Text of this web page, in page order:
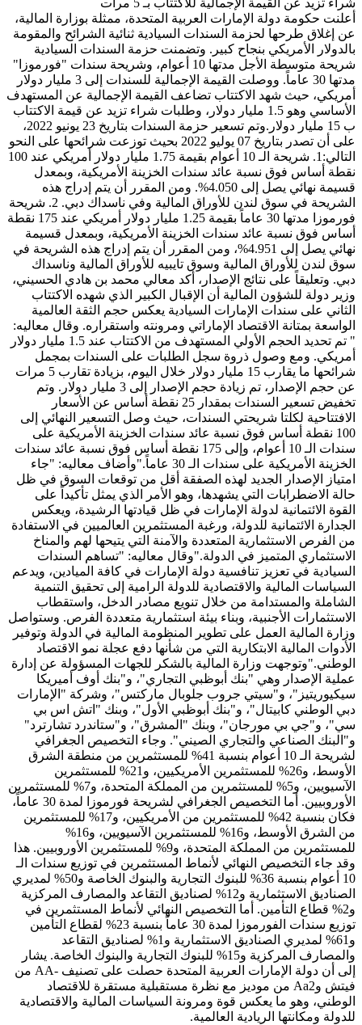
شراء تزيد عن القيمة الإجمالية للاكتتاب بـ 5 مرات
​أعلنت حكومة دولة الإمارات العربية المتحدة، ممثلة بوزارة المالية،
عن إغلاق طرحها لحزمة السندات السيادية ثنائية الشرائح والمقومة
بالدولار الأمريكي بنجاح كبير. وتضمنت حزمة السندات السيادية
شريحة متوسطة الأجل مدتها 10 أعوام، وشريحة سندات "فورموزا"
مدتها 30 عاماً. ووصلت القيمة الإجمالية للسندات إلى 3 مليار دولار
أمريكي، حيث شهد الاكتتاب تضاعف القيمة الإجمالية عن المستهدف
الأساسي وهو 1.5 مليار دولار، وطلبات شراء تزيد عن قيمة الاكتتاب
ب 15 مليار دولار.وتم تسعير حزمة السندات بتاريخ 23 يونيو 2022،
على أن تصدر بتاريخ 07 يوليو 2022 بحيث توزعت شرائحها على النحو
التالي:1. شريحة الـ 10 أعوام بقيمة 1.75 مليار دولار أمريكي عند 100
نقطة أساس فوق نسبة عائد سندات الخزينة الأمريكية، وبمعدل
قسيمة نهائي يصل إلى 4.050%. ومن المقرر أن يتم إدراج هذه
الشريحة في سوق لندن للأوراق المالية وفي ناسداك دبي. 2. شريحة
فورموزا مدتها 30 عاماً بقيمة 1.25 مليار دولار أمريكي عند 175 نقطة
أساس فوق نسبة عائد سندات الخزينة الأمريكية، وبمعدل قسيمة
نهائي يصل إلى 4.951%، ومن المقرر أن يتم إدراج هذه الشريحة في
سوق لندن للأوراق المالية وسوق تايبيه للأوراق المالية وناسداك
دبي. وتعليقاً على نتائج الإصدار، أكد معالي محمد بن هادي الحسيني،
وزير دولة للشؤون المالية أن الإقبال الكبير الذي شهده الاكتتاب
الثاني على سندات الإمارات السيادية يعكس حجم الثقة العالمية
الواسعة بمتانة الاقتصاد الإماراتي ومرونته واستقراره. وقال معاليه:
" تم تحديد الحجم الأولي المستهدف من الاكتتاب عند 1.5 مليار دولار
أمريكي. ومع وصول ذروة سجل الطلبات على السندات بمجمل
شرائحها ما يقارب 15 مليار دولار خلال اليوم، بزيادة تقارب 5 مرات
عن حجم الإصدار، تم زيادة حجم الإصدار إلى 3 مليار دولار. وتم
تخفيض تسعير السندات بمقدار 25 نقطة أساس عن الأسعار
الافتتاحية لكلتا شريحتي السندات، حيث وصل التسعير النهائي إلى
100 نقطة أساس فوق نسبة عائد سندات الخزينة الأمريكية على
سندات الـ 10 أعوام، وإلى 175 نقطة أساس فوق نسبة عائد سندات
الخزينة الأمريكية على سندات الـ 30 عاماً."وأضاف معاليه: "جاء
امتياز الإصدار الجديد لهذه الصفقة أقل من توقعات السوق في ظل
حالة الاضطرابات التي يشهدها، وهو الأمر الذي يمثل تأكيداً على
القوة الائتمانية لدولة الإمارات في ظل قيادتها الرشيدة، ويعكس
الجدارة الائتمانية للدولة، ورغبة المستثمرين العالميين في الاستفادة
من الفرص الاستثمارية المتعددة والآمنة التي يتيحها لهم والمناخ
الاستثماري المتميز في الدولة."وقال معاليه: "تساهم السندات
السيادية في تعزيز تنافسية دولة الإمارات في كافة الميادين، ويدعم
السياسات المالية والاقتصادية للدولة الرامية إلى تحقيق التنمية
الشاملة والمستدامة من خلال تنويع مصادر الدخل، واستقطاب
الاستثمارات الأجنبية، وبناء بيئة استثمارية متعددة الفرص. وستواصل
وزارة المالية العمل على تطوير المنظومة المالية في الدولة وتوفير
الأدوات المالية الابتكارية التي من شأنها دفع عجلة نمو الاقتصاد
الوطني."وتوجهت وزارة المالية بالشكر للجهات المسؤولة عن إدارة
عملية الإصدار وهي "بنك أبوظبي التجاري"، و"بنك أوف أميريكا
سيكيوريتيز"، و"سيتي جروب جلوبال ماركتس"، وشركة "الإمارات
دبي الوطني كابيتال"، و"بنك أبوظبي الأول"، وبنك "اتش اس بي
سي"، و"جي بي مورجان"، وبنك "المشرق"، و"ستاندرد تشارترد"
و"البنك الصناعي والتجاري الصيني". وجاء التخصيص الجغرافي
لشريحة الـ 10 أعوام بنسبة 41% للمستثمرين من منطقة الشرق
الأوسط، و26% للمستثمرين الأمريكيين، و21% للمستثمرين
الآسيويين، و5% للمستثمرين من المملكة المتحدة، و7% للمستثمرين
الأوروبيين. أما التخصيص الجغرافي لشريحة فورموزا لمدة 30 عاماً،
فكان بنسبة 42% للمستثمرين من الأمريكيين، و17% للمستثمرين
من الشرق الأوسط، و16% للمستثمرين الآسيويين، و16%
للمستثمرين من المملكة المتحدة، و9% للمستثمرين الأوروبيين. هذا
وقد جاء التخصيص النهائي لأنماط المستثمرين في توزيع سندات الـ
10 أعوام بنسبة 36% للبنوك التجارية والبنوك الخاصة و50% لمديري
الصناديق الاستثمارية و12% لصناديق التقاعد والمصارف المركزية
و2% قطاع التأمين. أما التخصيص النهائي لأنماط المستثمرين في
توزيع سندات الفورموزا لمدة 30 عاماً بنسبة 23% لقطاع التأمين
و61% لمديري الصناديق الاستثمارية و1% لصناديق التقاعد
والمصارف المركزية و15% للبنوك التجارية والبنوك الخاصة. يشار
إلى أن دولة الإمارات العربية المتحدة حصلت على تصنيف -AA من
فيتش وAa2 من موديز مع نظرة مستقبلية مستقرة للاقتصاد
الوطني، وهو ما يعكس قوة ومرونة السياسات المالية والاقتصادية
للدولة ومكانتها الريادية العالمية.